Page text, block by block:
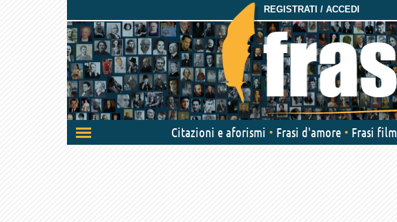
REGISTRATI / ACCEDI
Attiva/disattiva
navigazione
Citazioni e aforismi Frasi d'amore Frasi film